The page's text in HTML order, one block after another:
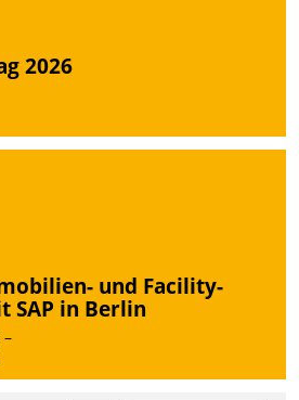
2026
und Facility-
SAP in Berlin
–